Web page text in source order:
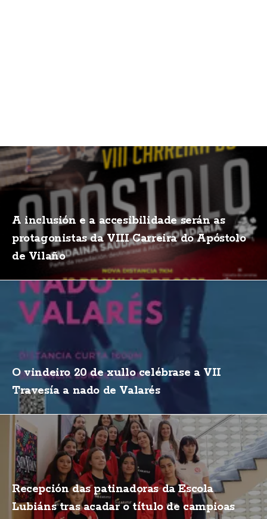
A inclusión e a accesibilidade serán as
protagonistas da VIII Carreira do Apóstolo
de Vilaño
O vindeiro 20 de xullo celébrase a VII
Travesía a nado de Valarés
Recepción das patinadoras da Escola
Lubiáns tras acadar o título de campioas